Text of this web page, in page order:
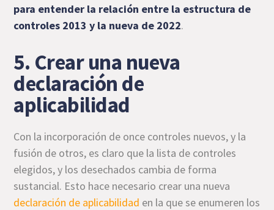
para entender la relación entre la estructura de
controles 2013 y la nueva de 2022.
5. Crear una nueva
declaración de
aplicabilidad
Con la incorporación de once controles nuevos, y la
fusión de otros, es claro que la lista de controles
elegidos, y los desechados cambia de forma
sustancial. Esto hace necesario crear una nueva
declaración de aplicabilidad en la que se enumeren los